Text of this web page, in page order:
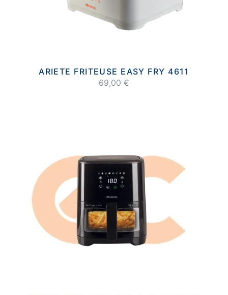
ARIETE FRITEUSE EASY FRY 4611
69,00 €